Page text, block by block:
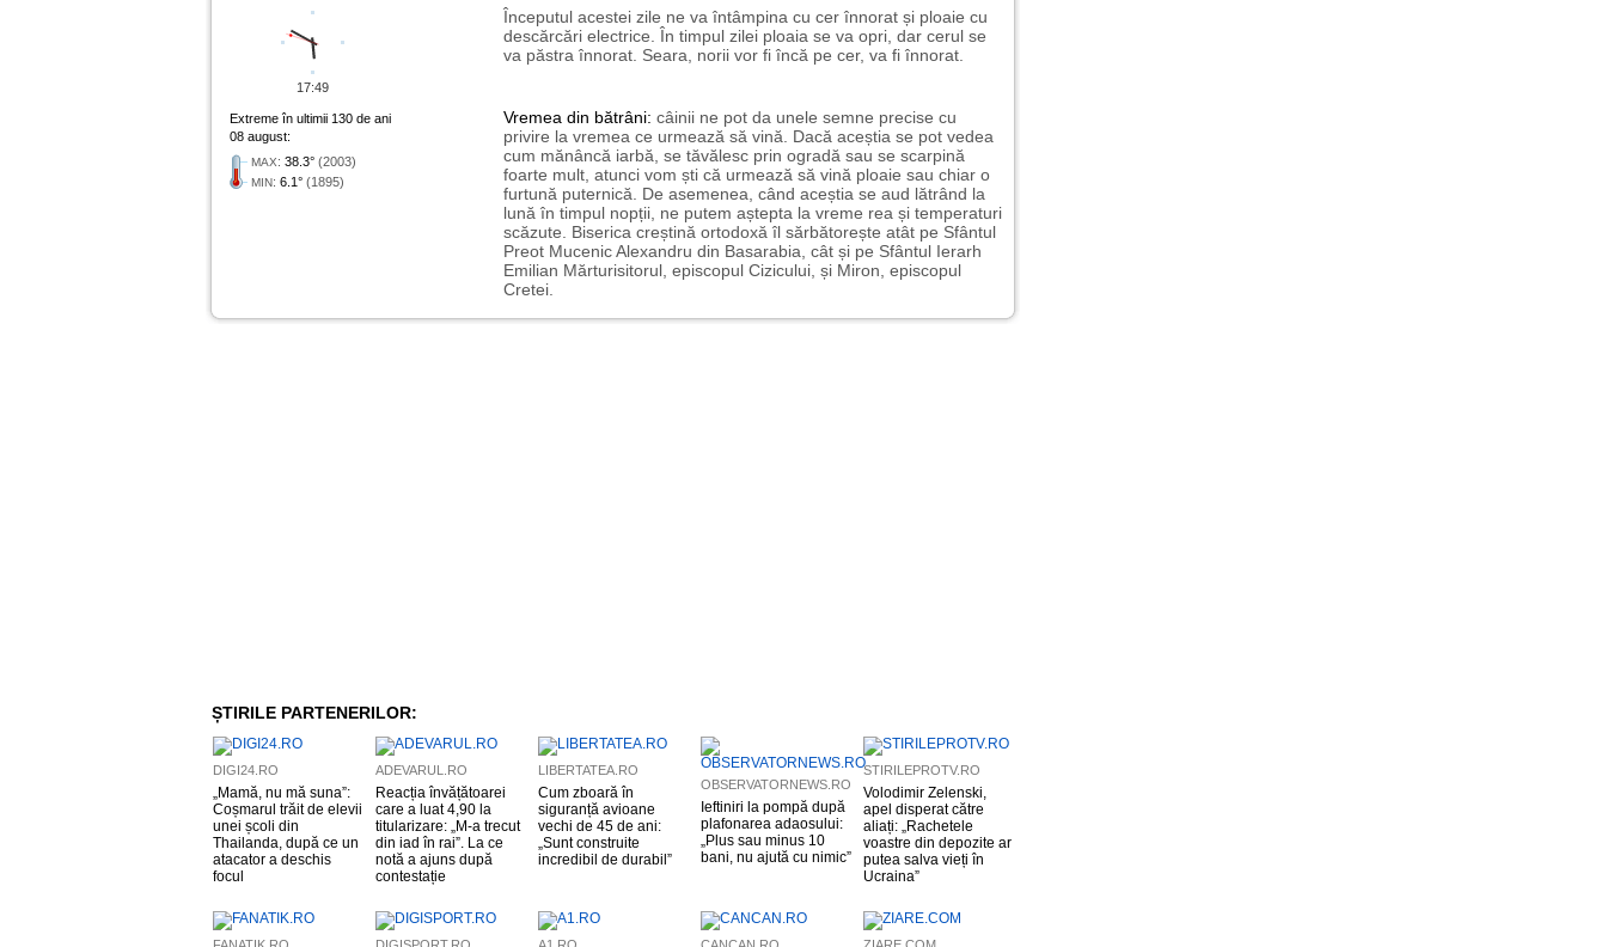
Începutul acestei zile ne va întâmpina cu cer înnorat și ploaie cu
descărcări electrice. În timpul zilei ploaia se va opri, dar cerul se
va păstra înnorat. Seara, norii vor fi încă pe cer, va fi înnorat.
Extreme în ultimii 130 de ani
08 august:
MAX: 38.3° (2003)
MIN: 6.1° (1895)
Vremea din bătrâni: câinii ne pot da unele semne precise cu
privire la vremea ce urmează să vină. Dacă aceștia se pot vedea
cum mănâncă iarbă, se tăvălesc prin ogradă sau se scarpină
foarte mult, atunci vom ști că urmează să vină ploaie sau chiar o
furtună puternică. De asemenea, când aceștia se aud lătrând la
lună în timpul nopții, ne putem aștepta la vreme rea și temperaturi
scăzute. Biserica creștină ortodoxă îl sărbătorește atât pe Sfântul
Preot Mucenic Alexandru din Basarabia, cât și pe Sfântul Ierarh
Emilian Mărturisitorul, episcopul Cizicului, și Miron, episcopul
Cretei.
17:49
ȘTIRILE PARTENERILOR:
DIGI24.RO
„Mamă, nu mă suna”:
Coșmarul trăit de elevii
unei școli din
Thailanda, după ce un
atacator a deschis
focul
ADEVARUL.RO
Reacția învățătoarei
care a luat 4,90 la
titularizare: „M-a trecut
din iad în rai”. La ce
notă a ajuns după
contestație
LIBERTATEA.RO
Cum zboară în
siguranță avioane
vechi de 45 de ani:
„Sunt construite
incredibil de durabil”
OBSERVATORNEWS.RO
Ieftiniri la pompă după
plafonarea adaosului:
„Plus sau minus 10
bani, nu ajută cu nimic”
STIRILEPROTV.RO
Volodimir Zelenski,
apel disperat către
aliați: „Rachetele
voastre din depozite ar
putea salva vieți în
Ucraina”